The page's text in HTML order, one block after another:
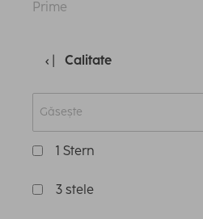
Prime
Calitate
1 Stern
3 stele